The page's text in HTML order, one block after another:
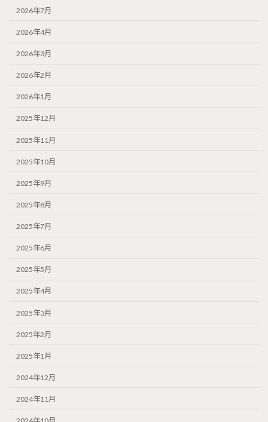
2026年7月
2026年4月
2026年3月
2026年2月
2026年1月
2025年12月
2025年11月
2025年10月
2025年9月
2025年8月
2025年7月
2025年6月
2025年5月
2025年4月
2025年3月
2025年2月
2025年1月
2024年12月
2024年11月